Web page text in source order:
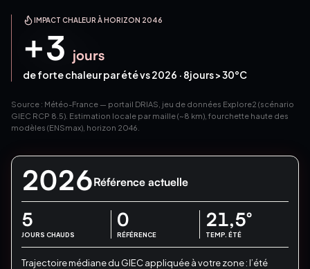
IMPACT CHALEUR À HORIZON 2046
+3 jours
de forte chaleur par été vs 2026 · 8jours > 30°C
Source : Météo-France — portail DRIAS, jeu de données Explore2 (scénario
GIEC RCP 8.5). Estimation locale par maille (~8 km), fourchette haute des
modèles (ENSmax), horizon 2046.
2026Référence actuelle
5
JOURS CHAUDS
0
RÉFÉRENCE
21,5°
TEMP. ÉTÉ
Trajectoire médiane du GIEC appliquée à votre zone : l’été